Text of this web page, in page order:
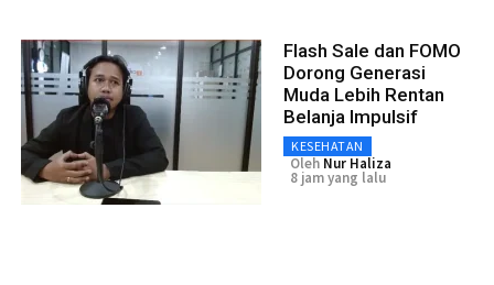
Flash Sale dan FOMO
Dorong Generasi
Muda Lebih Rentan
Belanja Impulsif
KESEHATAN
Oleh Nur Haliza
8 jam yang lalu